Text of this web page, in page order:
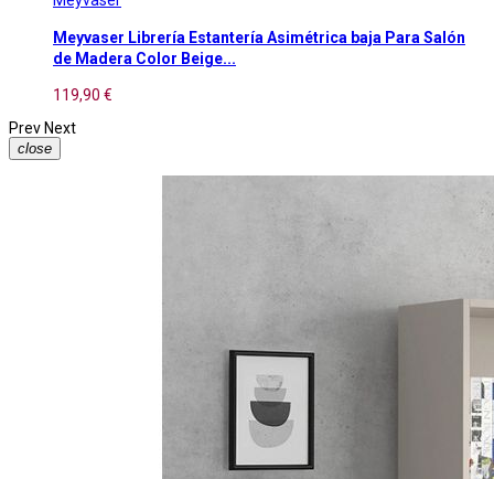
Meyvaser Librería Estantería Asimétrica baja Para Salón
de Madera Color Beige...
119,90 €
Prev Next
close